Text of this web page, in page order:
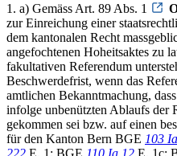
1. a) Gemäss Art. 89 Abs. 1
zur Einreichung einer
dem kantonalen Recht
angefochtenen Hoheitsaktes zu
fakultativen Referendum
Beschwerdefrist, wenn das
amtlichen Bekanntmachung,
infolge unbenützten Ablaufs der
gekommen sei bzw. auf einen
für den Kanton Bern BGE 103
222 E. 1; BGE 110 Ia 12 E. 1c;